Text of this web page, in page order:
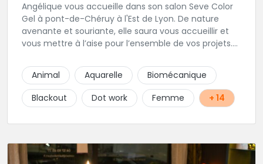
Angélique vous accueille dans son salon Seve Color
Gel à pont-de-Chéruy à l'Est de Lyon. De nature
avenante et souriante, elle saura vous accueillir et
vous mettre à l’aise pour l’ensemble de vos projets.
tatouages allant des calligraphies, motifs floraux au
réalisme.
Animal Aquarelle
Biomécanique
Blackout
Dot work Femme + 14